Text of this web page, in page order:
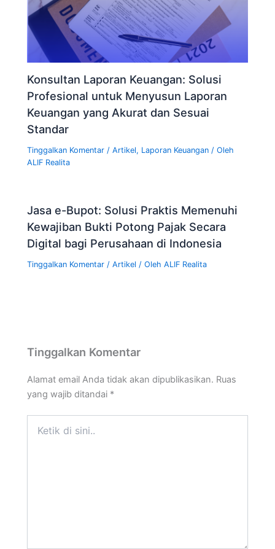
Konsultan Laporan Keuangan: Solusi
Profesional untuk Menyusun Laporan
Keuangan yang Akurat dan Sesuai
Standar
Tinggalkan Komentar /Artikel, Laporan Keuangan / Oleh
ALIF Realita
Jasa e-Bupot: Solusi Praktis Memenuhi
Kewajiban Bukti Potong Pajak Secara
Digital bagi Perusahaan di Indonesia
Tinggalkan Komentar /Artikel / OlehALIF Realita
Tinggalkan Komentar
Alamat email Anda tidak akan dipublikasikan. Ruas
yang wajib ditandai *